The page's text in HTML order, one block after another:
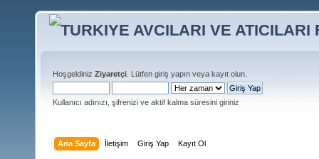
Hoşgeldiniz Ziyaretçi . Lütfen giriş yapın veya kayıt olun
Kullanıcı adınızı, şifrenizi ve aktif kalma süresini giriniz
Ana Sayfa İletişim Giriş Yap Kayıt Ol